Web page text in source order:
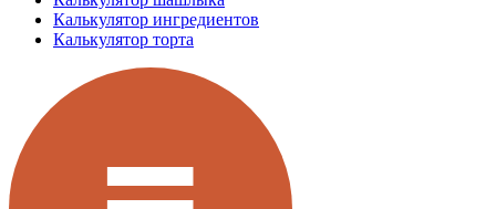
Калькулятор ингредиентов
Калькулятор торта